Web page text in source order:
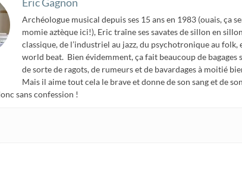
Archéologue musical depuis ses 15 ans en 1983 (ouais, ça
momie aztèque ici!), Eric traîne ses savates de sillon en
classique, de l’industriel au jazz, du psychotronique au folk,
world beat. Bien évidemment, ça fait beaucoup de bagages
de sorte de ragots, de rumeurs et de bavardages à moitié
Mais il aime tout cela le brave et donne de son sang et de
sans confession !